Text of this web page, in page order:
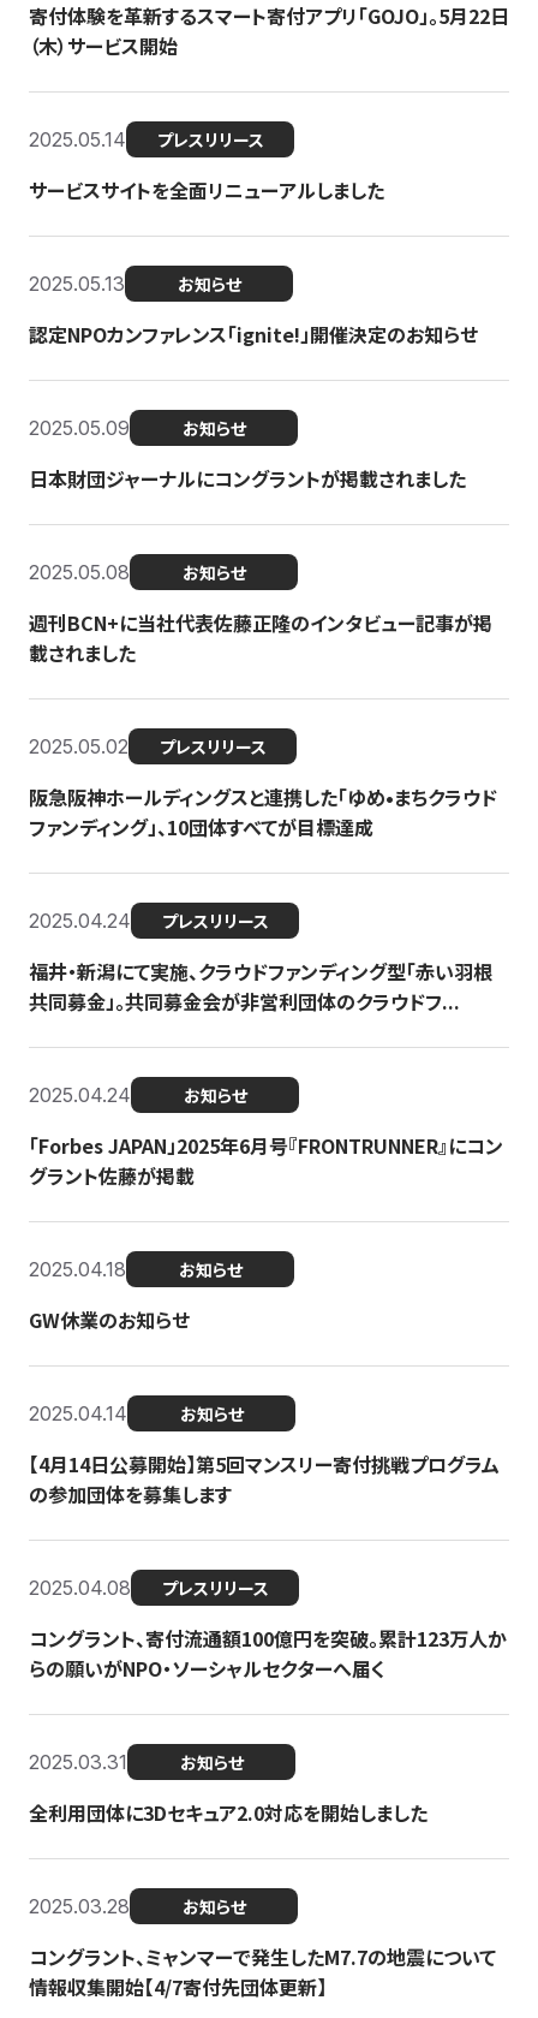
寄付体験を革新するスマート寄付アプリ「GOJO」。5月22日
（木）サービス開始
2025.05.14 プレスリリース
サービスサイトを全面リニューアルしました
2025.05.13 お知らせ
認定NPOカンファレンス「ignite!」開催決定のお知らせ
2025.05.09 お知らせ
日本財団ジャーナルにコングラントが掲載されました
2025.05.08 お知らせ
週刊BCN+に当社代表佐藤正隆のインタビュー記事が掲
載されました
2025.05.02 プレスリリース
阪急阪神ホールディングスと連携した「ゆめ•まちクラウド
ファンディング」、10団体すべてが目標達成
2025.04.24 プレスリリース
福井・新潟にて実施、クラウドファンディング型「赤い羽根
共同募金」。共同募金会が非営利団体のクラウドフ...
2025.04.24 お知らせ
「Forbes JAPAN」2025年6月号『FRONTRUNNER』にコン
グラント佐藤が掲載
2025.04.18 お知らせ
GW休業のお知らせ
2025.04.14 お知らせ
【4月14日公募開始】第5回マンスリー寄付挑戦プログラム
の参加団体を募集します
2025.04.08 プレスリリース
コングラント、寄付流通額100億円を突破。累計123万人か
らの願いがNPO・ソーシャルセクターへ届く
2025.03.31 お知らせ
全利用団体に3Dセキュア2.0対応を開始しました
2025.03.28 お知らせ
コングラント、ミャンマーで発生したM7.7の地震について
情報収集開始【4/7寄付先団体更新】